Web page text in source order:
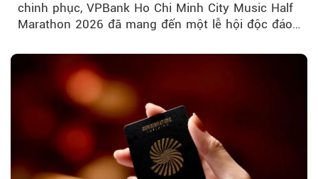
chinh phục, VPBank Ho Chi Minh City Music Half
Marathon 2026 đã mang đến một lễ hội độc đáo